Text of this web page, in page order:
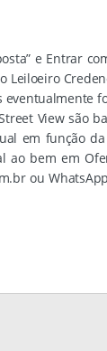
e Entrar
Leiloeiro
eventualmente
View são
em função
ao bem em
ou